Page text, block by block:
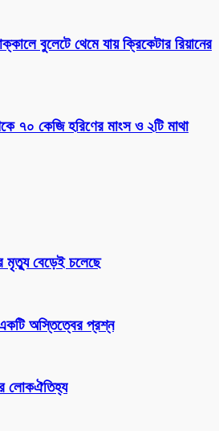
বুলেটে থেমে যায় ক্রিকেটার রিয়ানের
৭০ কেজি হরিণের মাংস ও ২টি মাথা
মৃত্যু বেড়েই চলেছে
অস্তিত্বের প্রশ্ন
লোকঐতিহ্য